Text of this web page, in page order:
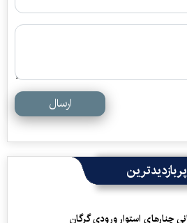
ارسال
پربازدیدترین
چنارهای استوار ورودی گرگان